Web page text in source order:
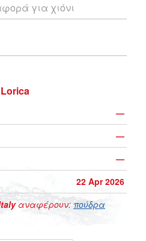
για χιόνι
—
—
—
22 Apr 2026
αναφέρουν: πούδρα